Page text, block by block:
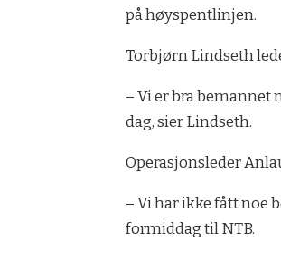
på høyspentlinjen.
Torbjørn Lindseth
– Vi er bra bemannet
dag, sier Lindseth.
Operasjonsleder
– Vi har ikke fått noe
formiddag til NTB.